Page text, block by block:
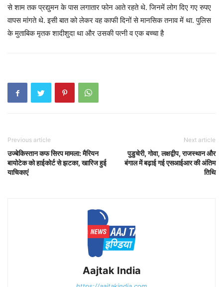
से शाम तक प्रद्युमन के पास लगातार फोन आते रहते थे. जिनमें लोग दिए गए रुपए
वापस मांगते थे. इसी बात को लेकर वह काफी दिनों से मानसिक तनाव में था. पुलिस
के मुताबिक मृतक शादीशुदा था और उसकी पत्नी व एक बच्चा है
Previous article
उज्बेकिस्तान कफ सिरप मामला: मैरियन
बायोटेक को हाईकोर्ट से झटका, खारिज हुई
याचिकाएं
Next article
पुडुचेरी, गोवा, लक्षद्वीप, राजस्थान और
बंगाल में बढ़ाई गई एसआईआर की अंतिम
तिथि
Aajtak India